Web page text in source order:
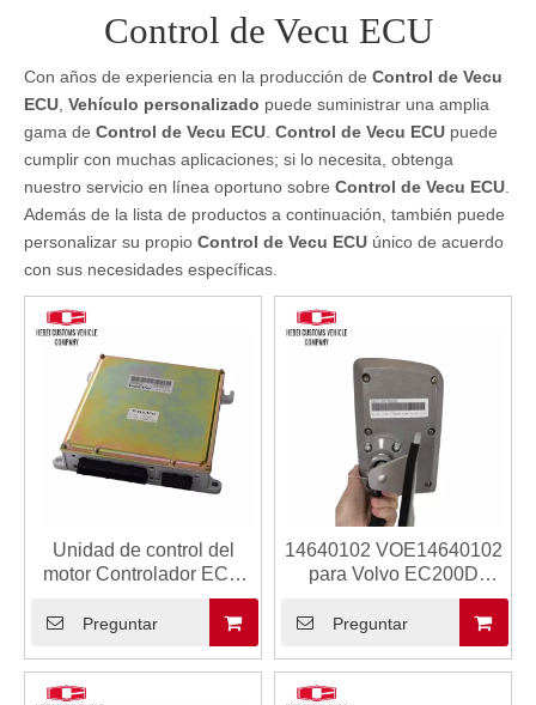
Control de Vecu ECU
Con años de experiencia en la producción de Control de Vecu
ECU Vehículo personalizado puede suministrar una amplia
gama de Control de Vecu ECU Control de Vecu ECU puede
cumplir con muchas aplicaciones; si lo necesita, obtenga
nuestro servicio en línea oportuno sobre Control de Vecu ECU
Además de la lista de productos a continuación, también puede
personalizar su propio Control de Vecu ECU único de acuerdo
con sus necesidades específicas.
Unidad de control del
motor Controlador ECU
VOE14594697 14594697
14531360 VOE14531360
para Volvo OBD2 ECU
EC140B EC210B
EC240B EC290B
Preguntar
14640102 VOE14640102
para Volvo EC200D
EC220D OBD2 ECU
Tuning Kit Construction
Machinery Parts Monitor
IECU
Preguntar